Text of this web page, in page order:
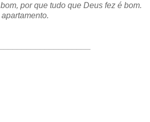
bom, por que tudo que Deus fez é bom.